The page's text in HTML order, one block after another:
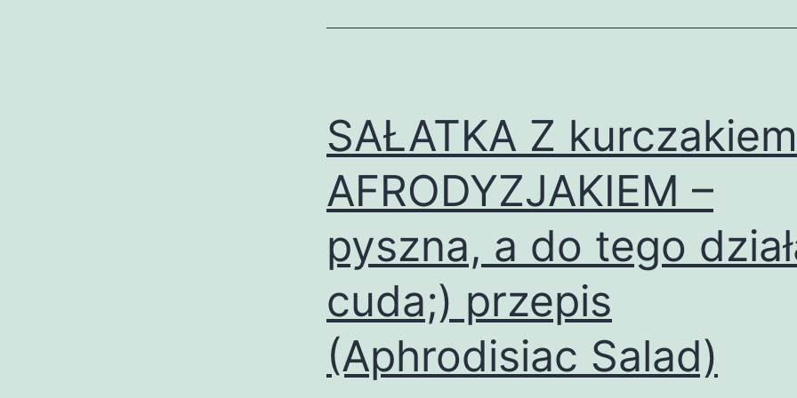
SAŁATKA Z
AFRODYZJAKIEM –
pyszna, a do tego
cuda;) przepis
(Aphrodisiac Salad)